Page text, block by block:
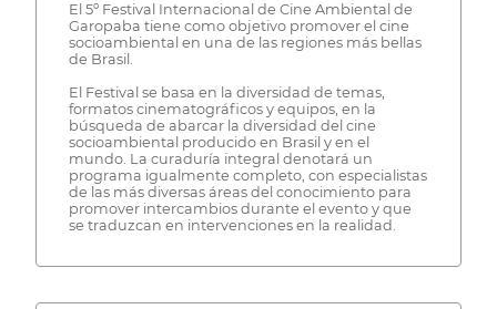
El 5º Festival Internacional de Cine Ambiental de
Garopaba tiene como objetivo promover el cine
socioambiental en una de las regiones más bellas
de Brasil.
El Festival se basa en la diversidad de temas,
formatos cinematográficos y equipos, en la
búsqueda de abarcar la diversidad del cine
socioambiental producido en Brasil y en el
mundo. La curaduría integral denotará un
programa igualmente completo, con especialistas
de las más diversas áreas del conocimiento para
promover intercambios durante el evento y que
se traduzcan en intervenciones en la realidad.